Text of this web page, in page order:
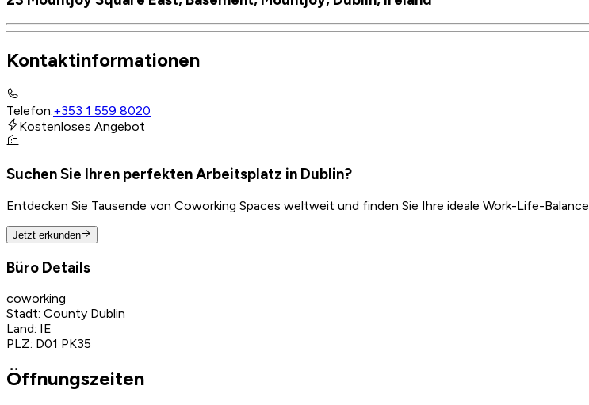
Kontaktinformationen
Telefon:+353 1 559 8020
Kostenloses Angebot
Suchen Sie Ihren perfekten Arbeitsplatz in Dublin?
Entdecken Sie Tausende von Coworking Spaces weltweit und finden Sie Ihre ideale Work-Life-Balance.
Jetzt erkunden
Büro Details
coworking
Stadt: County Dublin
Land: IE
PLZ: D01 PK35
Öffnungszeiten